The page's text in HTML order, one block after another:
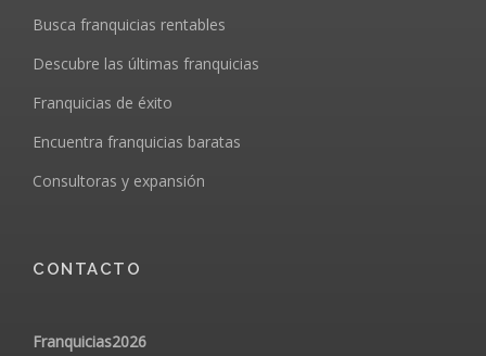
Busca franquicias rentables
Descubre las últimas franquicias
Franquicias de éxito
Encuentra franquicias baratas
Consultoras y expansión
CONTACTO
Franquicias2026